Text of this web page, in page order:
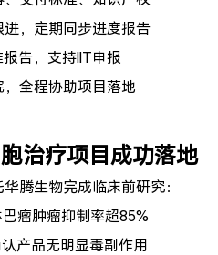
，定期同步进度报告
告，支持IIT申报
全程协助项目落地
治疗项目成功落地
腾生物完成临床前研究：
瘤肿瘤抑制率超85%
产品无明显毒副作用